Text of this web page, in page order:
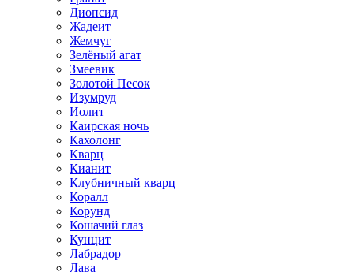
Диопсид
Жадеит
Жемчуг
Зелёный агат
Змеевик
Золотой Песок
Изумруд
Иолит
Каирская ночь
Кахолонг
Кварц
Кианит
Клубничный кварц
Коралл
Корунд
Кошачий глаз
Кунцит
Лабрадор
Лава